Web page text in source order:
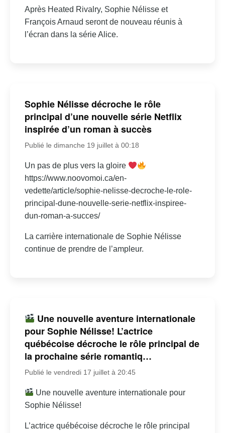
Après Heated Rivalry, Sophie Nélisse et
François Arnaud seront de nouveau réunis à
l’écran dans la série Alice.
Sophie Nélisse décroche le rôle
principal d’une nouvelle série Netflix
inspirée d’un roman à succès
Publié le dimanche 19 juillet à 00:18
Un pas de plus vers la gloire
https://www.noovomoi.ca/en-
vedette/article/sophie-nelisse-decroche-le-role-
principal-dune-nouvelle-serie-netflix-inspiree-
dun-roman-a-succes/
La carrière internationale de Sophie Nélisse
continue de prendre de l’ampleur.
Une nouvelle aventure internationale
pour Sophie Nélisse! L’actrice
québécoise décroche le rôle principal de
la prochaine série romantiq…
Publié le vendredi 17 juillet à 20:45
Une nouvelle aventure internationale pour
Sophie Nélisse!
L’actrice québécoise décroche le rôle principal